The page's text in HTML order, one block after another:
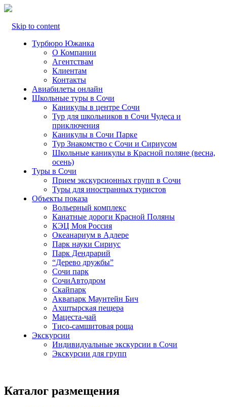
Skip to content
Турбюро Южанка
О Компании
Агентствам
Клиентам
Контакты
Авиабилеты онлайн
Школьные туры в Сочи
Каникулы в центре Сочи
Тур для школьников в Сочи Чудеса и
приключения
Каникулы в Сочи Парке
Тур Знакомство с Сочи и Сириусом
Школьные каникулы в Красной поляне (весна,
осень)
Туры в Сочи
Прием экскурсионных групп в Сочи
Туры для иностранных туристов
Объекты показа
Вольерный комплекс
Канатные дороги Красной Поляны
КЭЦ Моя Россия
Океанариум в Адлере
Парк науки Сириус
Парк Дендрарий
“Дерево дружбы”
Сочи парк
СочиАвтодром
Скайпарк
Аквапарк Маунтейн Бич
Ахштырская пещера
Мацеста-чай
Тисо-самшитовая роща
Экскурсии
Индивидуальные экскурсии в Сочи
Экскурсии для групп
Каталог размещения